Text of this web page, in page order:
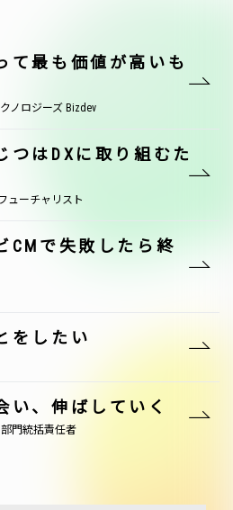
て最も価値が高いも
ノロジーズ Bizdev
つはDXに取り組むた
ューチャリスト
CMで失敗したら終
をしたい
い、伸ばしていく
門統括責任者